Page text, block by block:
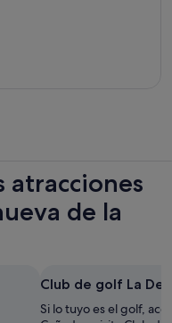
atracciones
de la
Club de golf La
Si lo tuyo es el golf,